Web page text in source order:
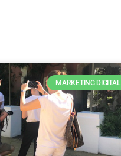
MARKETING DIGITAL